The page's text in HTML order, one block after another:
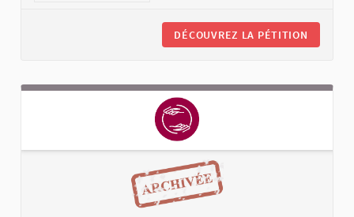
DÉCOUVREZ LA PÉTITION